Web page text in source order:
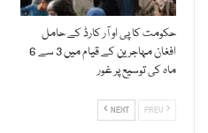
حکومت کا پی او آر کارڈ کے حامل
افغان مہاجرین کے قیام میں 3 سے 6
ماہ کی توسیع پر غور
NEXT